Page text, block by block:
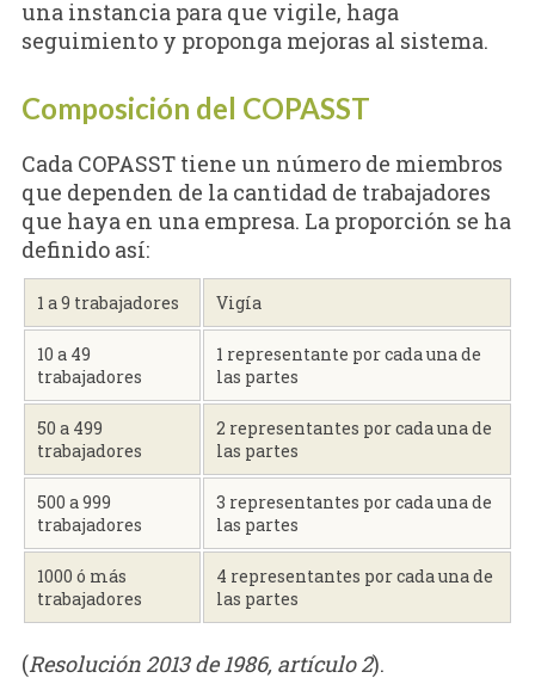
una instancia para que vigile, haga
seguimiento y proponga mejoras al sistema.
Composición del COPASST
Cada COPASST tiene un número de miembros
que dependen de la cantidad de trabajadores
que haya en una empresa. La proporción se ha
definido así:
1 a 9 trabajadores Vigía
10 a 49
trabajadores
1 representante por cada una de
las partes
50 a 499
trabajadores
2 representantes por cada una de
las partes
500 a 999
trabajadores
3 representantes por cada una de
las partes
1000 ó más
trabajadores
4 representantes por cada una de
las partes
(Resolución 2013 de 1986, artículo 2).